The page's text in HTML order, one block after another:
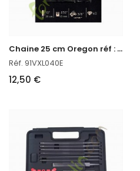
C
haine 25 cm Oregon réf : 91VXL040E
Réf. 91VXL040E
12,50 €